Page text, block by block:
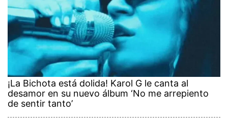
¡La Bichota está dolida! Karol G le canta al
desamor en su nuevo álbum ‘No me arrepiento
de sentir tanto’